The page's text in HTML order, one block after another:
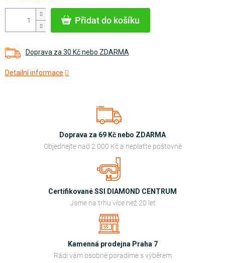
Přidat do košíku
Doprava za 30 Kč nebo ZDARMA
Detailní informace
cena:
Doprava za 69 Kč nebo ZDARMA
Objednejte nad 2 000 Kč a neplaťte poštovné
Certifikované SSI DIAMOND CENTRUM
Jsme na trhu více než 20 let
Kamenná prodejna Praha 7
Rádi vám osobně poradíme s výběrem